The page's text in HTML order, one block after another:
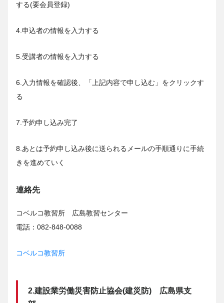
する(要会員登録)
4.申込者の情報を入力する
5.受講者の情報を入力する
6.入力情報を確認後、「上記内容で申し込む」をクリックす
る
7.予約申し込み完了
8.あとは予約申し込み後に送られるメールの手順通りに手続
きを進めていく
連絡先
コベルコ教習所 広島教習センター
電話：082-848-0088
コベルコ教習所
2.建設業労働災害防止協会(建災防) 広島県支